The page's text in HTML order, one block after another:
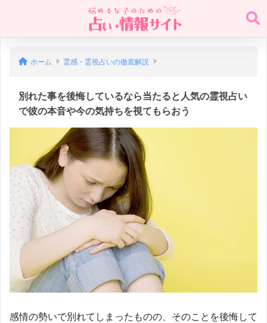
ホーム 霊感・霊視占いの徹底解説
別れた事を後悔しているなら当たると人気の霊視占い
で彼の本音や今の気持ちを視てもらおう
感情の勢いで別れてしまったものの、そのことを後悔して